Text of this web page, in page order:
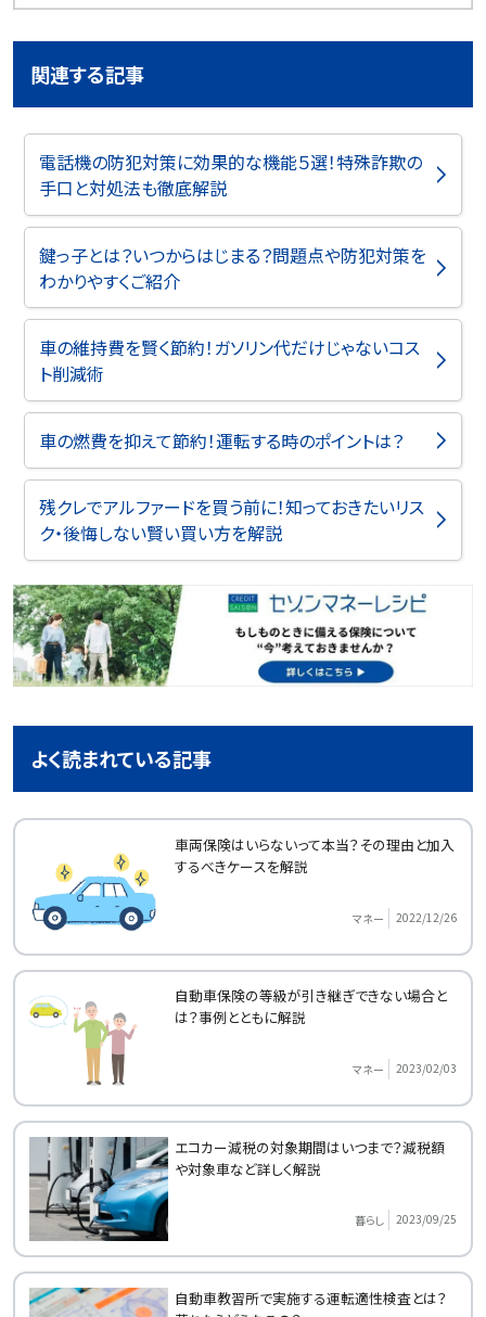
関連する記事
電話機の防犯対策に効果的な機能５選！特殊詐欺の
手口と対処法も徹底解説
鍵っ子とは？いつからはじまる？問題点や防犯対策を
わかりやすくご紹介
車の維持費を賢く節約！ガソリン代だけじゃないコス
ト削減術
車の燃費を抑えて節約！運転する時のポイントは？​​
残クレでアルファードを買う前に！知っておきたいリス
ク・後悔しない賢い買い方を解説
よく読まれている記事
車両保険はいらないって本当？その理由と加入
するべきケースを解説
マネー 2022/12/26
自動車保険の等級が引き継ぎできない場合と
は？事例とともに解説
マネー 2023/02/03
エコカー減税の対象期間はいつまで？減税額
や対象車など詳しく解説
暮らし 2023/09/25
自動車教習所で実施する運転適性検査とは？